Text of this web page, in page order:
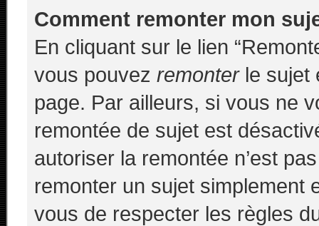
Comment remonter mon
En cliquant sur le lien
vous pouvez remonterle sujet
page. Par ailleurs, si vous ne
remontée de sujet est
autoriser la remontée n’est
remonter un sujet simplement
vous de respecter les règles